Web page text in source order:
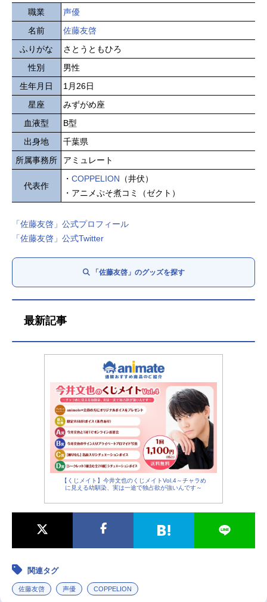
職業
声優
名前
佐藤友啓
ふりがな
さとうともひろ
性別
男性
生年月日
1月26日
星座
みずがめ座
血液型
B型
出身地
千葉県
所属事務所
アミュレート
代表作
・ COPPELION （井伏）
・アニメぷそ煮コミ（ゼクト）
「佐藤友啓」公式プロフィール
「佐藤友啓」公式Twitter
「佐藤友啓」のグッズを探す
最新記事
【くじメイト】今井文也のくじメイトVol.4～チャラめ
に見える幼馴染、実は一途で独占欲が強いんです～
関連タグ
佐藤友啓 声優 COPPELION